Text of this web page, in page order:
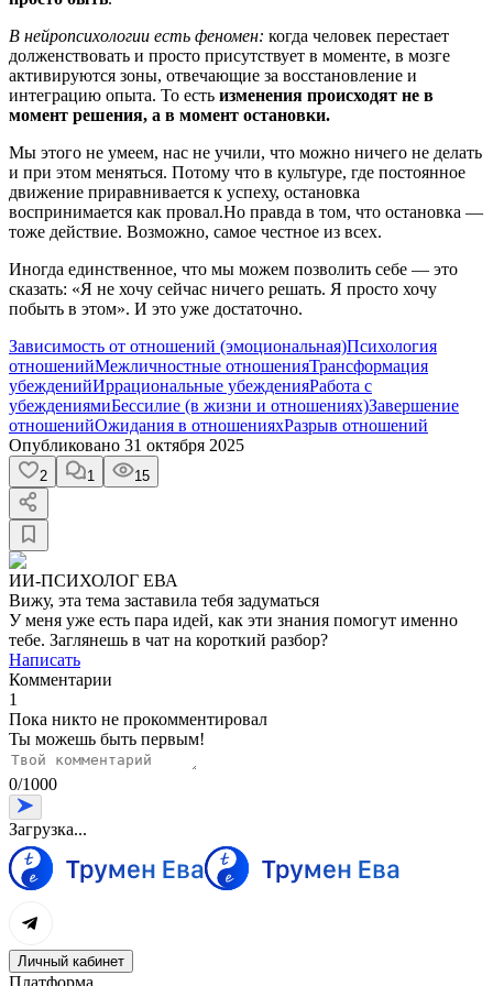
В нейропсихологии есть феномен: когда человек перестает
долженствовать и просто присутствует в моменте, в мозге
активируются зоны, отвечающие за восстановление и
интеграцию опыта. То есть изменения происходят не в
момент решения, а в момент остановки.
Мы этого не умеем, нас не учили, что можно ничего не делать
и при этом меняться. Потому что в культуре, где постоянное
движение приравнивается к успеху, остановка
воспринимается как провал.Но правда в том, что остановка —
тоже действие. Возможно, самое честное из всех.
Иногда единственное, что мы можем позволить себе — это
сказать: «Я не хочу сейчас ничего решать. Я просто хочу
побыть в этом». И это уже достаточно.
Зависимость от отношений (эмоциональная)Психология
отношенийМежличностные отношенияТрансформация
убежденийИррациональные убежденияРабота с
убеждениямиБессилие (в жизни и отношениях)Завершение
отношенийОжидания в отношенияхРазрыв отношений
Опубликовано 31 октября 2025
2 1 15
ИИ-ПСИХОЛОГ ЕВА
Вижу, эта тема заставила тебя задуматься
У меня уже есть пара идей, как эти знания помогут именно
тебе. Заглянешь в чат на короткий разбор?
Написать
Комментарии
1
Пока никто не прокомментировал
Ты можешь быть первым!
0/1000
Загрузка...
Личный кабинет
Платформа